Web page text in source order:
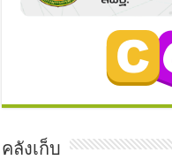
คลังเก็บ